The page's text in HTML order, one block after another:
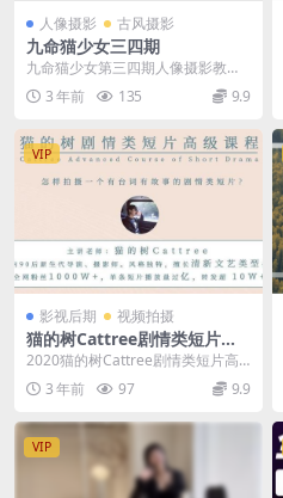
人像摄影 古风摄影
九命猫少女三四期
九命猫少女第三四期人像摄影教程
课程百度云网盘
3 年前 135 9.9
VIP
影视后期 视频拍摄
猫的树Cattree剧情类短片高
级课程价值1999【9节正课全
高清】
2020猫的树Cattree剧情类短片高
级课程价值1999【9节正课全高
清】 怎...
3 年前 97 9.9
VIP